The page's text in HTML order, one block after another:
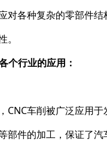
对各种复杂的零部件结
个行业的应用：
CNC车削被广泛应用于
部件的加工，保证了